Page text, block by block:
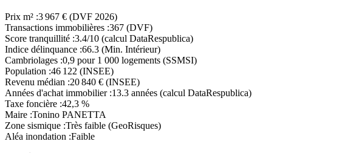
Prix m² :3 967 € (DVF 2026)
Transactions immobilières :367 (DVF)
Score tranquillité :3.4/10 (calcul DataRespublica)
Indice délinquance :66.3 (Min. Intérieur)
Cambriolages :0,9 pour 1 000 logements (SSMSI)
Population :46 122 (INSEE)
Revenu médian :20 840 € (INSEE)
Années d'achat immobilier:13.3 années (calcul DataRespublica)
Taxe foncière :42,3 %
Maire :Tonino PANETTA
Zone sismique :Très faible (GeoRisques)
Aléa inondation :Faible